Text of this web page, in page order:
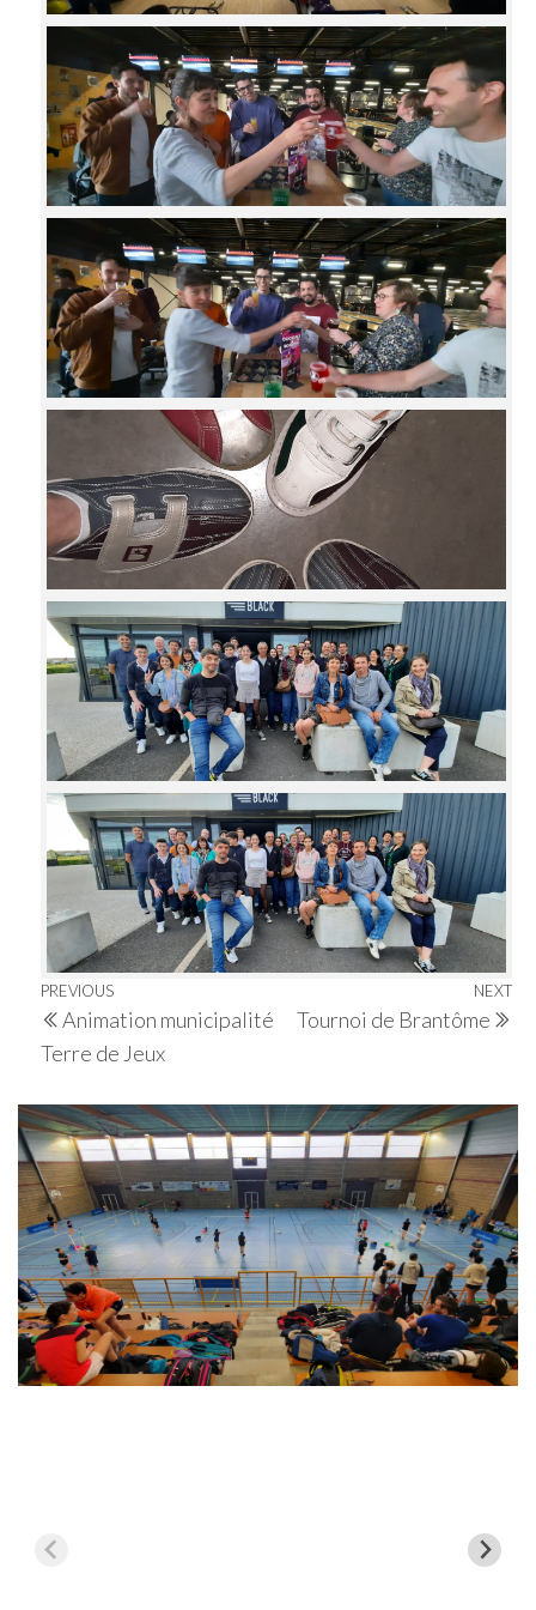
Navigation
de
l’article
Previous
Post
PREVIOUS
Animation municipalité
Terre de Jeux
NEXT
Tournoi de Brantôme